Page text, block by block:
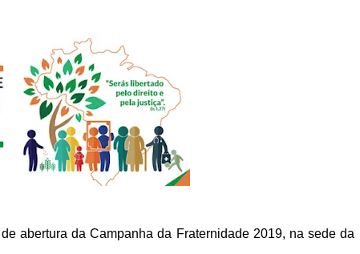
abertura da Campanha da Fraternidade 2019, na sede da